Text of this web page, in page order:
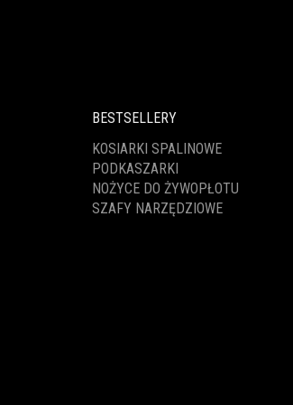
BESTSELLERY
KOSIARKI SPALINOWE
PODKASZARKI
NOŻYCE DO ŻYWOPŁOTU
SZAFY NARZĘDZIOWE